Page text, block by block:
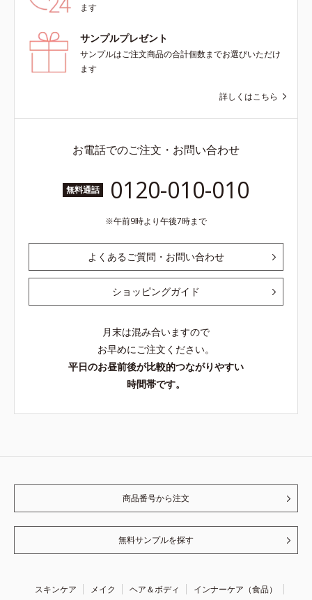
ます
サンプルプレゼント
サンプルはご注文商品の合計個数までお選びいただけ
ます
詳しくはこちら
お電話でのご注文・お問い合わせ
無料通話 0120-010-010
午前9時より午後7時まで
よくあるご質問・お問い合わせ
ショッピングガイド
月末は混み合いますので
お早めにご注文ください。
平日のお昼前後が比較的つながりやすい
時間帯です。
商品番号から注文
無料サンプルを探す
スキンケア メイク ヘア＆ボディ
インナーケア（食品）